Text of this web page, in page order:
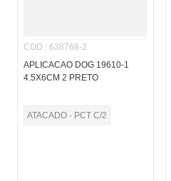
COD.: 638768-2
APLICACAO DOG 19610-1
4.5X6CM 2 PRETO
ATACADO - PCT C/2